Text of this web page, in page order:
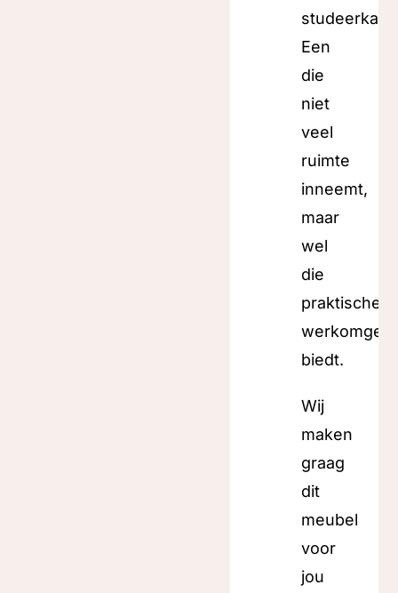
Een
die
niet
veel
ruimte
inneemt,
maar
wel
die
praktische
biedt.
Wij
maken
graag
dit
meubel
voor
jou